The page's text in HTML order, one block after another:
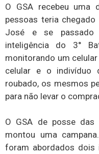
O GSA recebeu uma
pessoas teria
José e se
inteligência do 3°
monitorando um
celular e o indivíduo
roubado, os mesmos
para não levar o
O GSA de posse
montou uma
foram abordados dois